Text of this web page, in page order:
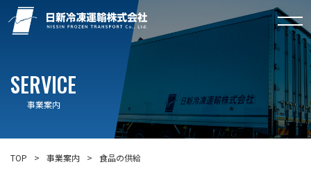
SERVICE
事業案内
TOP 事業案内 食品の供給